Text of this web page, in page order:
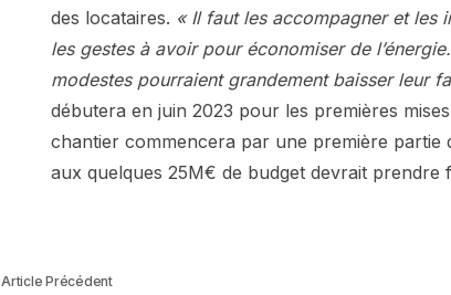
des locataires. « Il faut les accompagner et les
les gestes à avoir pour économiser de
modestes pourraient grandement baisser leur
débutera en juin 2023 pour les premières
chantier commencera par une première partie
aux quelques 25M€ de budget devrait prendre
Article Précédent